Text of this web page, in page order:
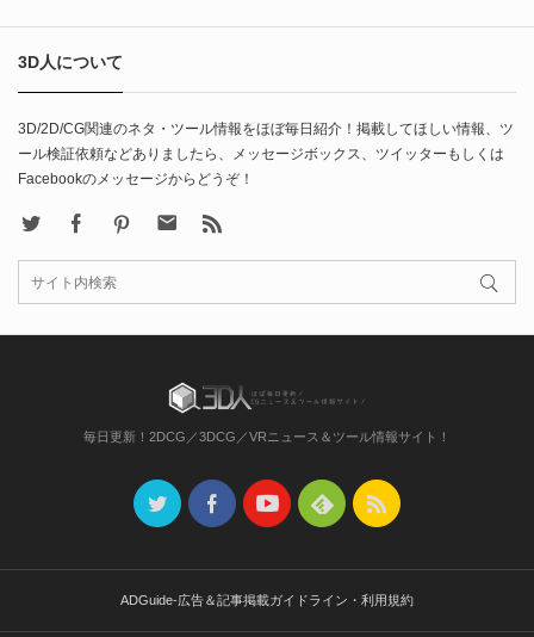
3D人について
3D/2D/CG関連のネタ・ツール情報をほぼ毎日紹介！掲載してほしい情報、ツ
ール検証依頼などありましたら、メッセージボックス、ツイッターもしくは
Facebookのメッセージからどうぞ！
FacebookPinterest Contact
毎日更新！2DCG／3DCG／VRニュース＆ツール情報サイト！
ADGuide-広告＆記事掲載ガイドライン・利用規約